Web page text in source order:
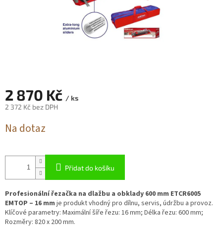
2 870 Kč / ks
2 372 Kč bez DPH
cena:
Na dotaz
Přidat do košíku
Profesionální řezačka na dlažbu a obklady 600 mm ETCR6005
EMTOP – 16 mm je produkt vhodný pro dílnu, servis, údržbu a provoz.
Klíčové parametry: Maximální šíře řezu: 16 mm; Délka řezu: 600 mm;
Rozměry: 820 x 200 mm.